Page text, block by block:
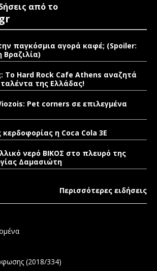
από το
παγκόσμια αγορά καφέ; (Spoiler:
Βραζιλία)
Το Hard Rock Cafe Athens αναζητά
της Ελλάδας!
Pet corners σε επιλεγμένα
η Coca Cola 3E
νερό ΒΙΚΟΣ στο πλευρό της
Δαμασιώτη
Περισσότερες ειδήσεις
(2018/334)